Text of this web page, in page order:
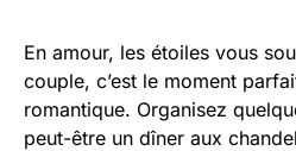
En amour, les étoiles vous
couple, c’est le moment
romantique. Organisez
peut-être un dîner aux